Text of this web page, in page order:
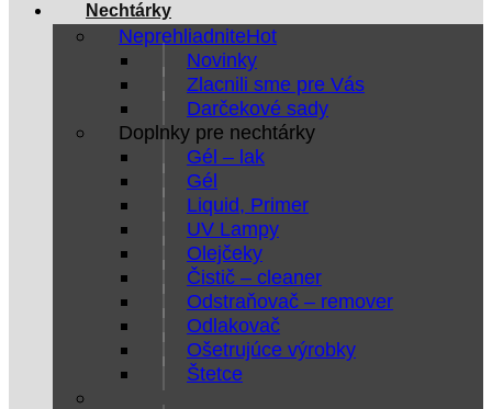
Nechtárky
Neprehliadnite
Novinky
Zlacnili sme pre Vás
Darčekové sady
Doplnky pre nechtárky
Gél – lak
Gél
Liquid, Primer
UV Lampy
Olejčeky
Čistič – cleaner
Odstraňovač – remover
Odlakovač
Ošetrujúce výrobky
Štetce